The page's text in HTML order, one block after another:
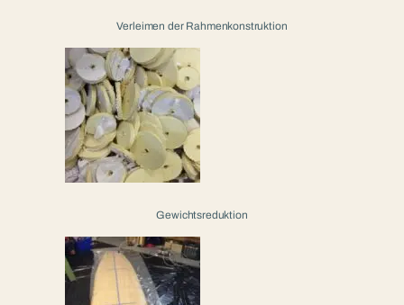
Verleimen der Rahmenkonstruktion
Gewichtsreduktion